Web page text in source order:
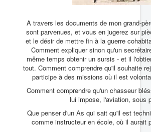
A travers les documents de mon grand-
sont parvenues, et vous en jugerez sur
et le désir de mettre fin à la guerre
Comment expliquer sinon qu'un
même temps obtenir un sursis - et il
tout. Comment comprendre qu'il souhaite
participe à des missions où il est
Comment comprendre qu'un chasseur
lui impose, l'aviation, sous
Que penser d'un As qui sait qu'il est
comme instructeur en école, où il aurait